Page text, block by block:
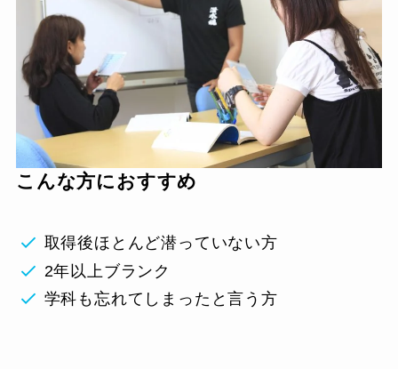
こんな方におすすめ
取得後ほとんど潜っていない方
2年以上ブランク
学科も忘れてしまったと言う方